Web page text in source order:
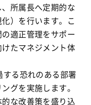
所属長へ定期的な
）を行います。こ
適正管理をサポー
たマネジメント体
る恐れのある部署
グを実施します。
な改善策を盛り込